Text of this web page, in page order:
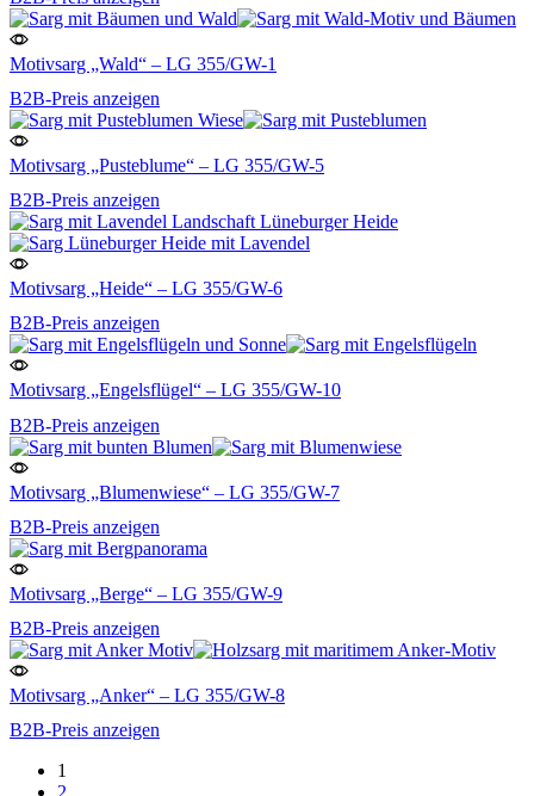
Motivsarg „Wald“ – LG 355/GW-1
B2B-Preis anzeigen
Motivsarg „Pusteblume“ – LG 355/GW-5
B2B-Preis anzeigen
Motivsarg „Heide“ – LG 355/GW-6
B2B-Preis anzeigen
Motivsarg „Engelsflügel“ – LG 355/GW-10
B2B-Preis anzeigen
Motivsarg „Blumenwiese“ – LG 355/GW-7
B2B-Preis anzeigen
Motivsarg „Berge“ – LG 355/GW-9
B2B-Preis anzeigen
Motivsarg „Anker“ – LG 355/GW-8
B2B-Preis anzeigen
1